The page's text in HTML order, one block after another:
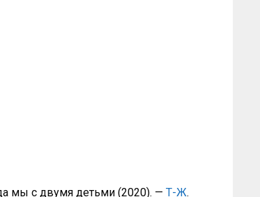
мы с двумя детьми (2020). — Т-Ж.